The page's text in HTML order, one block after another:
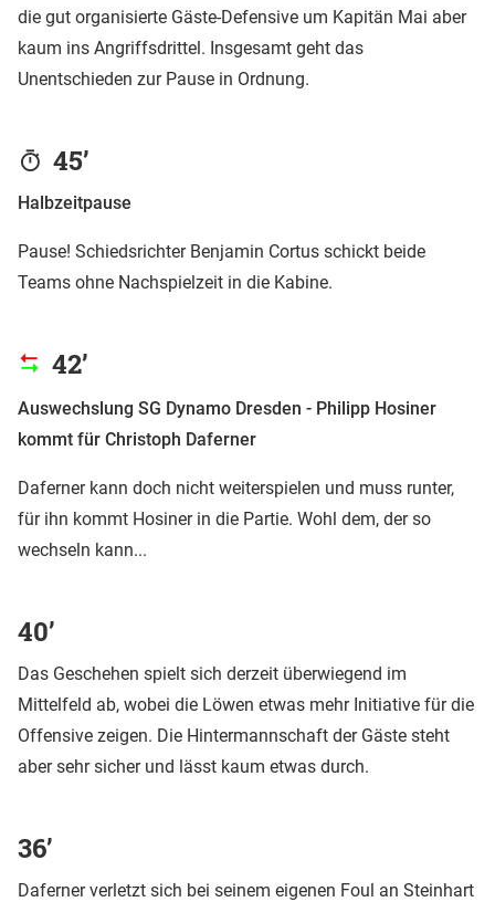
die gut organisierte Gäste-Defensive um Kapitän Mai aber
kaum ins Angriffsdrittel. Insgesamt geht das
Unentschieden zur Pause in Ordnung.
45’
Halbzeitpause
Pause! Schiedsrichter Benjamin Cortus schickt beide
Teams ohne Nachspielzeit in die Kabine.
42’
Auswechslung SG Dynamo Dresden - Philipp Hosiner
kommt für Christoph Daferner
Daferner kann doch nicht weiterspielen und muss runter,
für ihn kommt Hosiner in die Partie. Wohl dem, der so
wechseln kann...
40’
Das Geschehen spielt sich derzeit überwiegend im
Mittelfeld ab, wobei die Löwen etwas mehr Initiative für die
Offensive zeigen. Die Hintermannschaft der Gäste steht
aber sehr sicher und lässt kaum etwas durch.
36’
Daferner verletzt sich bei seinem eigenen Foul an Steinhart